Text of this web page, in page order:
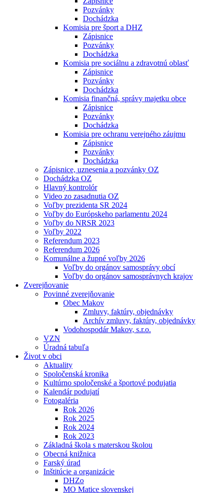
Pozvánky
Dochádzka
Komisia pre šport a DHZ
Zápisnice
Pozvánky
Dochádzka
Komisia pre sociálnu a zdravotnú oblasť
Zápisnice
Pozvánky
Dochádzka
Komisia finančná, správy majetku obce
Zápisnice
Pozvánky
Dochádzka
Komisia pre ochranu verejného záujmu
Zápisnice
Pozvánky
Dochádzka
Zápisnice, uznesenia a pozvánky OZ
Dochádzka OZ
Hlavný kontrolór
Video zo zasadnutia OZ
Voľby prezidenta SR 2024
Voľby do Európskeho parlamentu 2024
Voľby do NRSR 2023
Voľby 2022
Referendum 2023
Referendum 2026
Komunálne a župné voľby 2026
Voľby do orgánov samosprávy obcí
Voľby do orgánov samosprávnych krajov
Zverejňovanie
Povinné zverejňovanie
Obec Makov
Zmluvy, faktúry, objednávky
Archív zmluvy, faktúry, objednávky
Vodohospodár Makov, s.r.o.
VZN
Úradná tabuľa
Život v obci
Aktuality
Spoločenská kronika
Kultúrno spoločenské a športové podujatia
Kalendár podujatí
Fotogaléria
Rok 2026
Rok 2025
Rok 2024
Rok 2023
Základná škola s materskou školou
Obecná knižnica
Farský úrad
Inštitúcie a organizácie
DHZo
MO Matice slovenskej